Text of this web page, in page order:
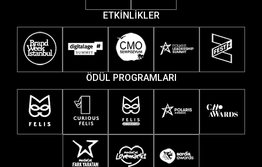
ETKİNLİKLER
ÖDÜL PROGRAMLARI